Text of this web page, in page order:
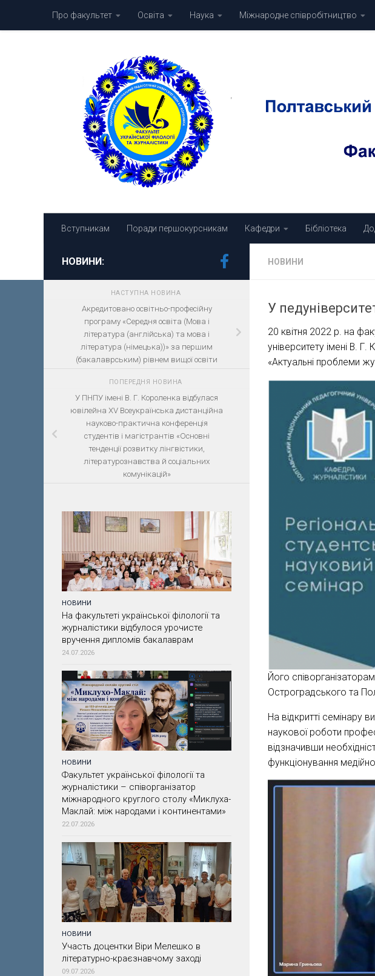
Skip to contentПро факультет Освіта Наука Міжнародне співробітництво
Вступникам Поради першокурсникам Кафедри Бібліотека
НОВИНИ
У
20 квітня 2022 р. на
університету імені В.
«Актуальні проблеми
Його
Остроградського та
На відкритті семінару
наукової роботи
відзначивши
функціонування
НОВИНИ:
НАСТУПНА НОВИНА
Акредитовано освітньо-професійну
програму «Середня освіта (Мова і
література (англійська) та мова і
література (німецька))» за першим
(бакалаврським) рівнем вищої освіти
ПОПЕРЕДНЯ НОВИНА
У ПНПУ імені В. Г. Короленка відбулася
ювілейна ХV Всеукраїнська дистанційна
науково-практична конференція
студентів і магістрантів «Основні
тенденції розвитку лінгвістики,
літературознавства й соціальних
комунікацій»
НОВИНИ
На факультеті української філології та
журналістики відбулося урочисте
вручення дипломів бакалаврам
24.07.2026
НОВИНИ
Факультет української філології та
журналістики – співорганізатор
міжнародного круглого столу «Миклуха-
Маклай: між народами і континентами»
22.07.2026
НОВИНИ
Участь доцентки Віри Мелешко в
літературно-краєзнавчому заході
09.07.2026